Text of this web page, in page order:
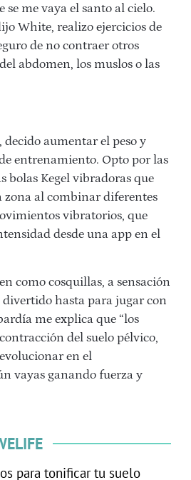
se me vaya el santo al cielo.
White, realizo ejercicios de
de no contraer otros
abdomen, los muslos o las
decido aumentar el peso y
entrenamiento. Opto por las
bolas Kegel vibradoras que
al combinar diferentes
vibratorios, que
desde una app en el
como cosquillas, a sensación
divertido hasta para jugar con
me explica que “los
del suelo pélvico,
en el
vayas ganando fuerza y
para tonificar tu suelo